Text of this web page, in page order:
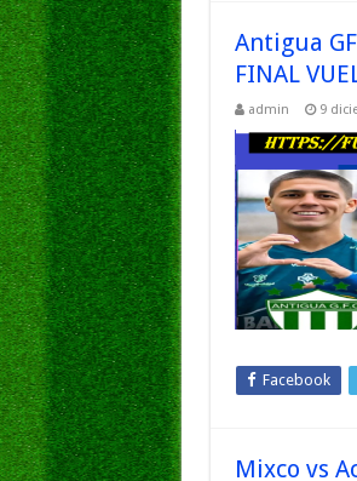
Antigua
FINAL
admin 9
Facebook
Mixco vs